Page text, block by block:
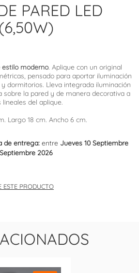
PARED LED
estilo moderno. Aplique con un original
pensado para aportar iluminación
dormitorios. Lleva integrada iluminación
sobre la pared y de manera decorativa a
lineales del aplique.
Largo 18 cm. Ancho 6 cm.
de entrega: entre Jueves 10 Septiembre
2026
ESTE PRODUCTO